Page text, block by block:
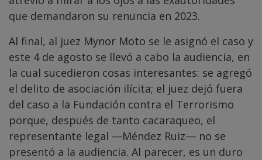
que demandaron su renuncia en 2023.
Al final, al juez Mynor Moto se le asignó el caso y
este 4 de agosto se llevó a cabo la audiencia, en
la cual sucedieron cosas interesantes: se agregó
el delito de asociación ilícita; el juez dejó fuera
del caso a la Fundación contra el Terrorismo
porque, después de tanto cacaraqueo, el
representante legal —Méndez Ruiz— no se
presentó a la audiencia. Al parecer, es un duro